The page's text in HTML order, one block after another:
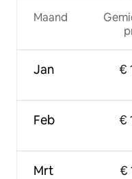
Maand
Jan
Feb
Mrt
€
€
€